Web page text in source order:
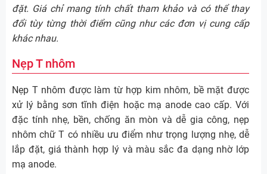
đặt. Giá chỉ mang tính chất tham khảo và có thể thay
đổi tùy từng thời điểm cũng như các đơn vị cung cấp
khác nhau.
Nẹp T nhôm
Nẹp T nhôm được làm từ hợp kim nhôm, bề mặt được
xử lý bằng sơn tĩnh điện hoặc mạ anode cao cấp. Với
đặc tính nhẹ, bền, chống ăn mòn và dễ gia công, nẹp
nhôm chữ T có nhiều ưu điểm như trọng lượng nhẹ, dễ
lắp đặt, giá thành hợp lý và màu sắc đa dạng nhờ lớp
mạ anode.